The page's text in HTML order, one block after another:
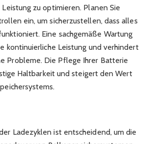
zu optimieren. Planen Sie
ein, um sicherzustellen, dass alles
Eine sachgemäße Wartung
kontinuierliche Leistung und verhindert
Probleme. Die Pflege Ihrer Batterie
Haltbarkeit und steigert den Wert
Ladezyklen ist entscheidend, um die